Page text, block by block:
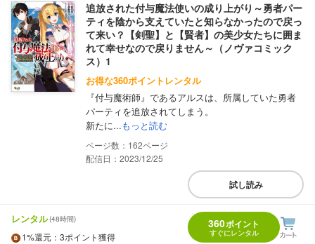
追放された付与魔法使いの成り上がり～勇者パー
ティを陰から支えていたと知らなかったので戻っ
て来い？【剣聖】と【賢者】の美少女たちに囲ま
れて幸せなので戻りません～（ノヴァコミック
ス）1
お得な360ポイントレンタル
『付与魔術師』であるアルスは、所属していた勇者
パーティを追放されてしまう。
新たに...もっと読む
162
配信日：2023/12/25
試し読み
レンタル(48時間)
1%還元 ：3ポイント獲得
360ポイント
すぐにレンタル